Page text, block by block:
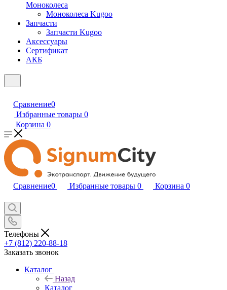
Моноколеса
Моноколеса Kugoo
Запчасти
Запчасти Kugoo
Аксессуары
Сертификат
АКБ
Сравнение0
Избранные товары 0
Корзина 0
Сравнение0 Избранные товары 0 Корзина 0
Телефоны
+7 (812) 220-88-18
Заказать звонок
Каталог
Назад
Каталог